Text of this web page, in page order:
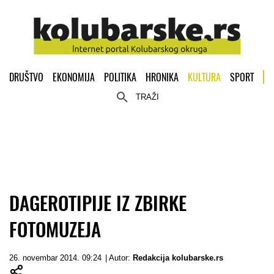
DRUŠTVO EKONOMIJA POLITIKA HRONIKA KULTURA SPORT
TRAŽI
DAGEROTIPIJE IZ ZBIRKE
FOTOMUZEJA
26. novembar 2014. 09:24 | Autor: Redakcija kolubarske.rs